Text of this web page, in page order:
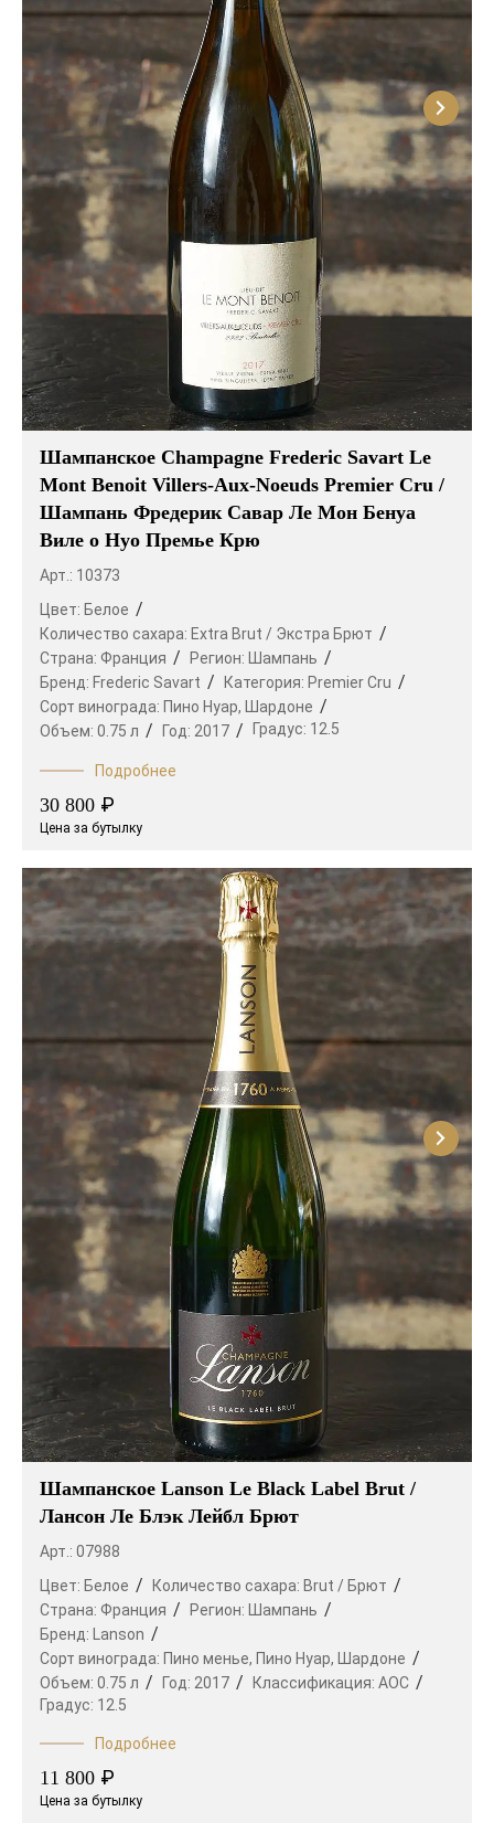
Шампанское Champagne Frederic Savart Le
Mont Benoit Villers-Aux-Noeuds Premier Cru /
Шампань Фредерик Савар Ле Мон Бенуа
Виле о Нуо Премье Крю
Арт.: 10373
Цвет: Белое
Количество сахара: Extra Brut / Экстра Брют
Страна: Франция Регион: Шампань
Бренд: Frederic Savart Категория: Premier Cru
Сорт винограда: Пино Нуар, Шардоне
Объем: 0.75 л Год: 2017 Градус: 12.5
Подробнее
30 800 ₽
Цена за бутылку
Шампанское Lanson Le Black Label Brut /
Лансон Ле Блэк Лейбл Брют
Арт.: 07988
Цвет: Белое Количество сахара: Brut / Брют
Страна: Франция Регион:
Шампань
Бренд:
Lanson
Сорт винограда: Пино менье, Пино Нуар,
Шардоне
Объем: 0.75 л Год: 2017 Классификация: AOC
Градус: 12.5
Подробнее
11 800 ₽
Цена за бутылку